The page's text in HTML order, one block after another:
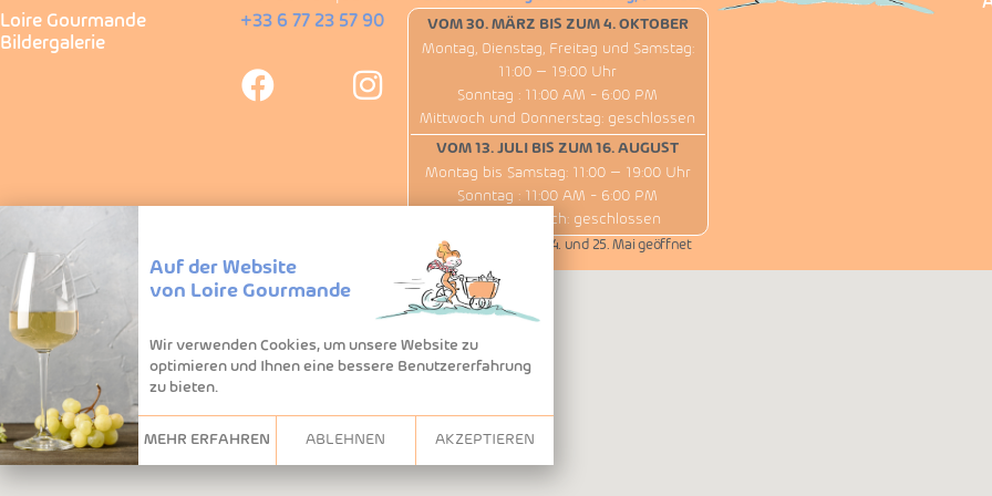
Auf der Website
von Loire Gourmande
Wir verwenden Cookies, um unsere Website zu
optimieren und Ihnen eine bessere Benutzererfahrung
zu bieten.
MEHR ERFAHREN ABLEHNEN AKZEPTIEREN
Loire Gourmande
Bildergalerie
+33 6 77 23 57 90
VOM 30. MÄRZ BIS ZUM 4. OKTOBER
Montag, Dienstag, Freitag und Samstag:
11:00 – 19:00 Uhr
Sonntag : 11:00 AM - 6:00 PM
Mittwoch und Donnerstag: geschlossen
VOM 13. JULI BIS ZUM 16. AUGUST
Montag bis Samstag: 11:00 – 19:00 Uhr
Sonntag : 11:00 AM - 6:00 PM
Außer Mittwoch: geschlossen
Wir haben am 1., 8., 14. und 25. Mai geöffnet